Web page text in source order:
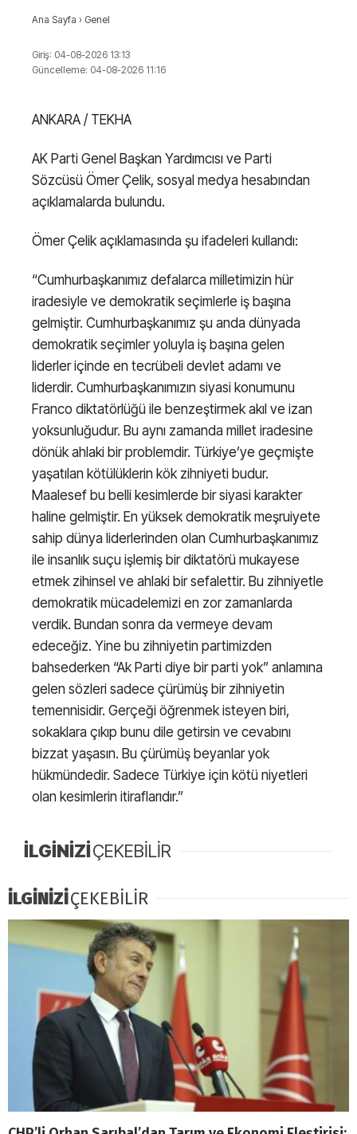
Ana Sayfa › Genel
Giriş: 04-08-2026 13:13
Güncelleme: 04-08-2026 11:16
ANKARA / TEKHA
AK Parti Genel Başkan Yardımcısı ve Parti
Sözcüsü Ömer Çelik, sosyal medya hesabından
açıklamalarda bulundu.
Ömer Çelik açıklamasında şu ifadeleri kullandı:
“Cumhurbaşkanımız defalarca milletimizin hür
iradesiyle ve demokratik seçimlerle iş başına
gelmiştir. Cumhurbaşkanımız şu anda dünyada
demokratik seçimler yoluyla iş başına gelen
liderler içinde en tecrübeli devlet adamı ve
liderdir. Cumhurbaşkanımızın siyasi konumunu
Franco diktatörlüğü ile benzeştirmek akıl ve izan
yoksunluğudur. Bu aynı zamanda millet iradesine
dönük ahlaki bir problemdir. Türkiye’ye geçmişte
yaşatılan kötülüklerin kök zihniyeti budur.
Maalesef bu belli kesimlerde bir siyasi karakter
haline gelmiştir. En yüksek demokratik meşruiyete
sahip dünya liderlerinden olan Cumhurbaşkanımız
ile insanlık suçu işlemiş bir diktatörü mukayese
etmek zihinsel ve ahlaki bir sefalettir. Bu zihniyetle
demokratik mücadelemizi en zor zamanlarda
verdik. Bundan sonra da vermeye devam
edeceğiz. Yine bu zihniyetin partimizden
bahsederken “Ak Parti diye bir parti yok” anlamına
gelen sözleri sadece çürümüş bir zihniyetin
temennisidir. Gerçeği öğrenmek isteyen biri,
sokaklara çıkıp bunu dile getirsin ve cevabını
bizzat yaşasın. Bu çürümüş beyanlar yok
hükmündedir. Sadece Türkiye için kötü niyetleri
olan kesimlerin itiraflarıdır.”
İLGİNİZİÇEKEBİLİR
İLGİNİZİÇEKEBİLİR